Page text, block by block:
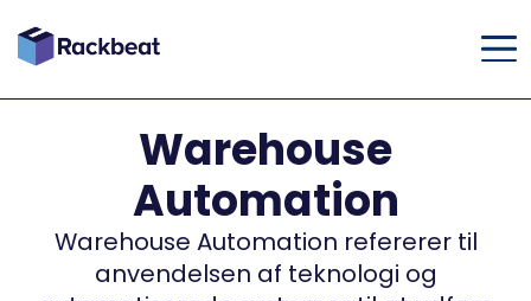
Warehouse
Automation
Warehouse Automation refererer til
anvendelsen af teknologi og